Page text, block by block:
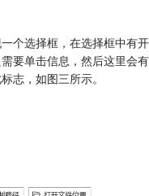
个选择框，在选择框中有开
要单击信息，然后这里会有
志，如图三所示。